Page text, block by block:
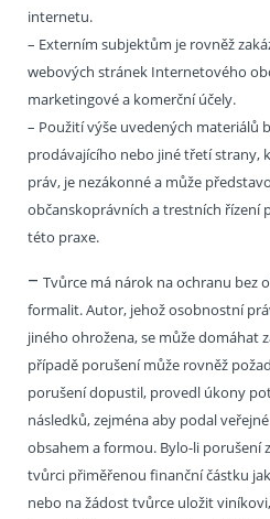
internetu.
– Externím subjektům je rovněž
webových stránek Internetového
marketingové a komerční účely.
– Použití výše uvedených materiálů
prodávajícího nebo jiné třetí strany,
práv, je nezákonné a může
občanskoprávních a trestních řízení
této praxe.
– Tvůrce má nárok na ochranu bez
formalit. Autor, jehož osobnostní
jiného ohrožena, se může domáhat
případě porušení může rovněž
porušení dopustil, provedl úkony
následků, zejména aby podal
obsahem a formou. Bylo-li porušení
tvůrci přiměřenou finanční částku
nebo na žádost tvůrce uložit